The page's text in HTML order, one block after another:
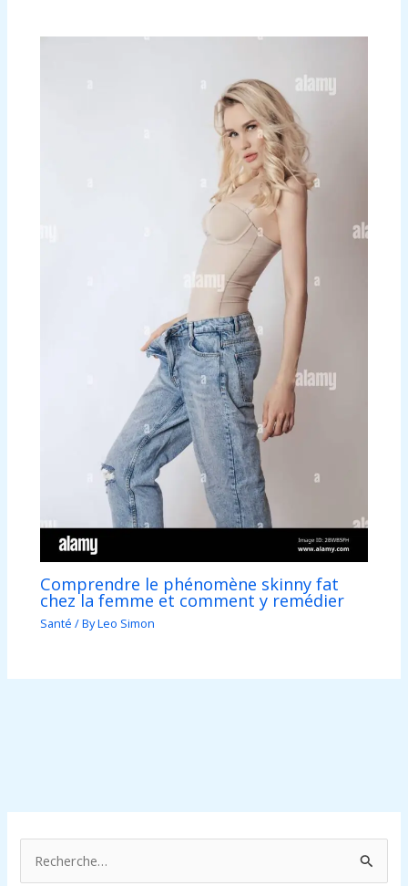
Comprendre le phénomène skinny fat
chez la femme et comment y remédier
Santé / ByLeo Simon